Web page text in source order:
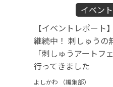
イベン
【イベントレポート
継続中！ 刺しゅうの
「刺しゅうアートフ
行ってきました
よしかわ （編集部）